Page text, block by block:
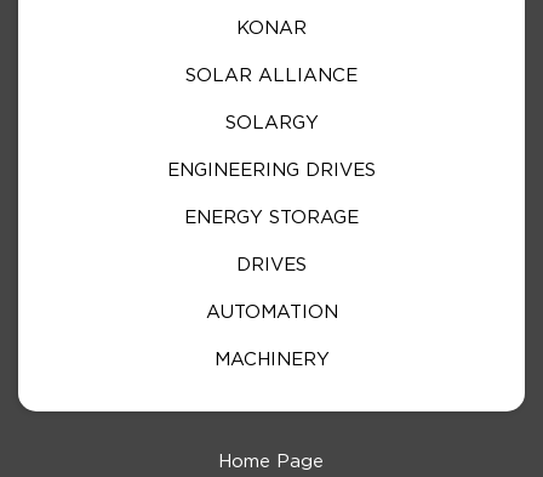
KONAR
SOLAR ALLIANCE
SOLARGY
ENGINEERING DRIVES
ENERGY STORAGE
DRIVES
AUTOMATION
MACHINERY
Home Page